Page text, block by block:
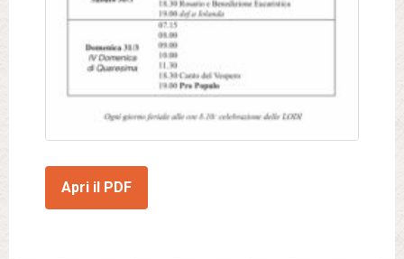
Apri il PDF